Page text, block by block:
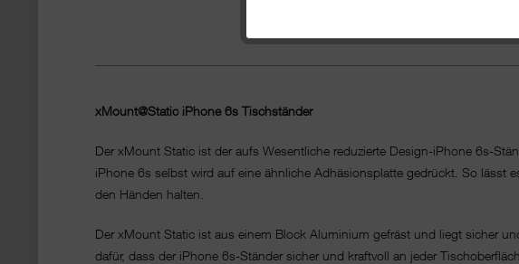
xMount@Static iPhone 6s Tischständer
Der xMount Static ist der aufs Wesentliche reduzierte Design-iPhone 6s-
iPhone 6s selbst wird auf eine ähnliche Adhäsionsplatte gedrückt. So lässt
den Händen halten.
Der xMount Static ist aus einem Block Aluminium gefräst und liegt sicher
dafür, dass der iPhone 6s-Ständer sicher und kraftvoll an jeder